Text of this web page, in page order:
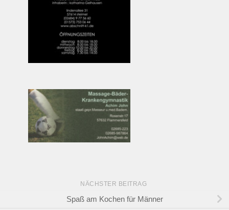
NÄCHSTER BEITRAG
Spaß am Kochen für Männer